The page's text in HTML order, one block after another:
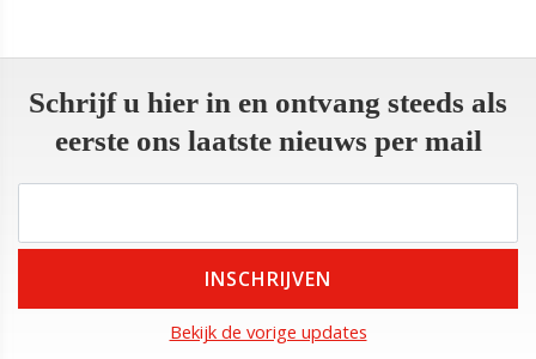
Schrijf u hier in en ontvang steeds als
eerste ons laatste nieuws per mail
Bekijk de vorige updates